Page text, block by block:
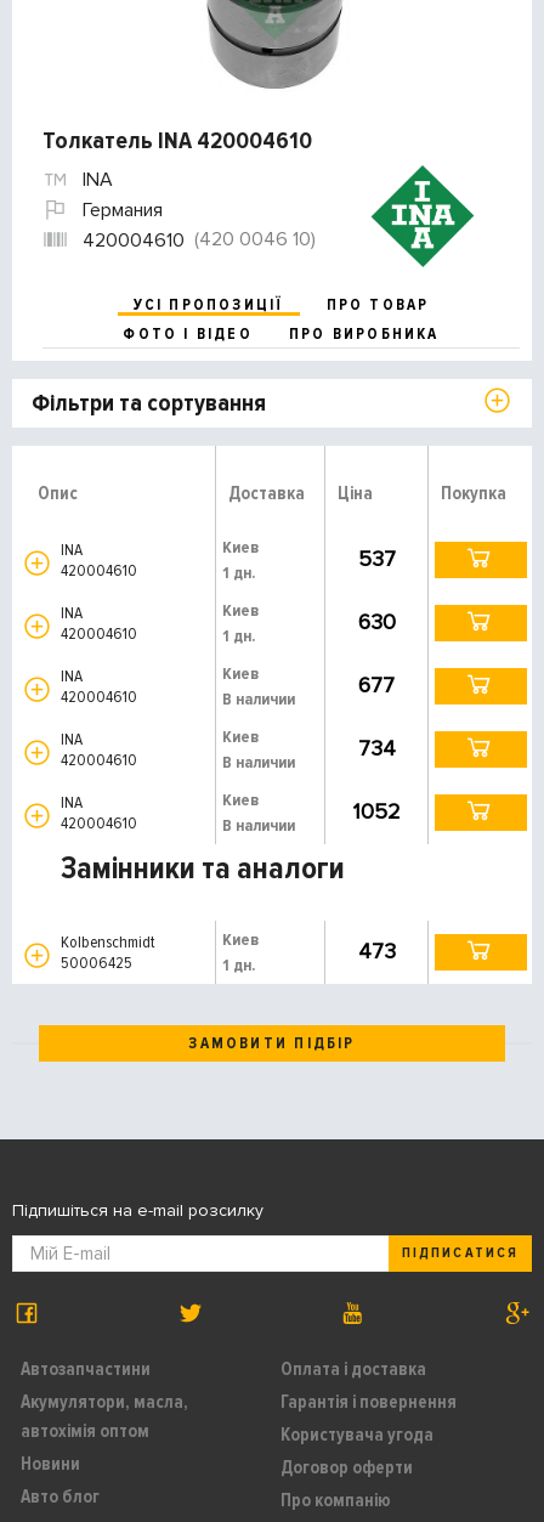
Толкатель INA 420004610
INA
Германия
420004610 (420 0046 10)
УСІ ПРОПОЗИЦІЇ
ПРО ТОВАР
ФОТО І ВІДЕО
ПРО ВИРОБНИКА
Фільтри та сортування
Опис Доставка Ціна Покупка
INA
420004610
Киев
1 дн.
537
INA
420004610
Киев
1 дн.
630
INA
420004610
Киев
В наличии
677
INA
420004610
Киев
В наличии
734
INA
420004610
Киев
В наличии
1052
Замінники та аналоги
Kolbenschmidt
50006425
Киев
1 дн.
473
ЗАМОВИТИ ПІДБІР
Автозапчастини
Акумулятори, масла,
автохімія оптом
Новини
Авто блог
Оплата і доставка
Гарантія і повернення
Користувача угода
Договор оферти
Про компанію
Підпишіться на e-mail розсилку
ПІДПИСАТИСЯ